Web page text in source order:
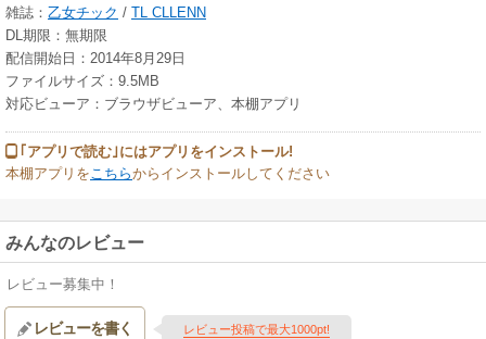
雑誌： 乙女チック / TL CLLENN
DL期限：無期限
配信開始日：2014年8月29日
ファイルサイズ：9.5MB
対応ビューア：ブラウザビューア、本棚アプリ
｢アプリで読む｣にはアプリをインストール!
本棚アプリをこちらからインストールしてください
みんなのレビュー
レビュー募集中！
レビューを書く レビュー投稿で最大1000pt!